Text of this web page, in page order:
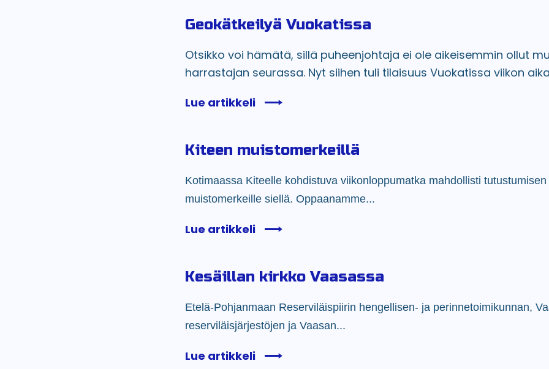
Geokätkeilyä Vuokatissa
Otsikko voi hämätä, sillä puheenjohtaja ei ole aikeisemmin ollut
harrastajan seurassa. Nyt siihen tuli tilaisuus Vuokatissa viikon
Lue artikkeli
Kiteen muistomerkeillä
Kotimaassa Kiteelle kohdistuva viikonloppumatka mahdollisti tutustumisen
muistomerkeille siellä. Oppaanamme...
Lue artikkeli
Kesäillan kirkko Vaasassa
Etelä-Pohjanmaan Reserviläispiirin hengellisen- ja perinnetoimikunnan,
reserviläisjärjestöjen ja Vaasan...
Lue artikkeli